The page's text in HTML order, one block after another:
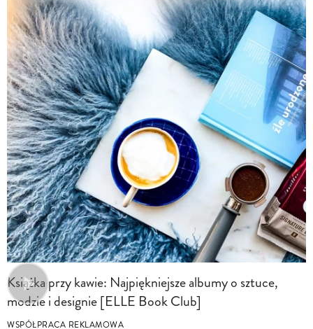
Książka przy kawie: Najpiękniejsze albumy o sztuce,
modzie i designie [ELLE Book Club]
WSPÓŁPRACA REKLAMOWA